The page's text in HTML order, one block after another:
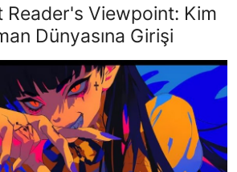
Reader's Viewpoint: Kim
Dünyasına Girişi